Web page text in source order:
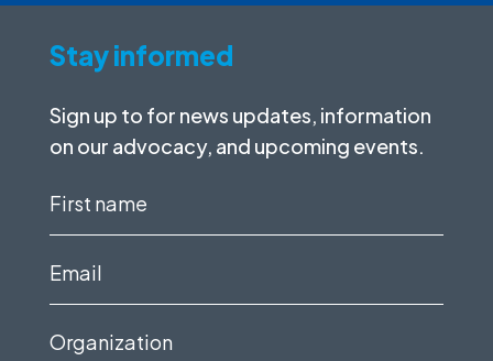
Stay informed
Sign up to for news updates, information
on our advocacy, and upcoming events.
First
name
(Required)
Email
(Required)
Organization